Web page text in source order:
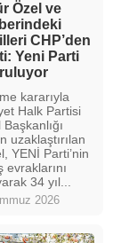
Özel ve
CHP’den
Yeni Parti
kararıyla
Halk Partisi
uzaklaştırılan
YENİ Parti’nin
evraklarını
34 yıl...
2026